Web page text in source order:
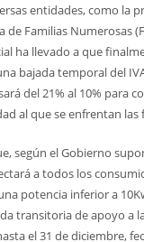
entidades, como la
de Familias Numerosas
ha llevado a que
bajada temporal del
del 21% al 10% para
al que se enfrentan las
según el Gobierno
a todos los
potencia inferior a
transitoria de apoyo a
el 31 de diciembre,